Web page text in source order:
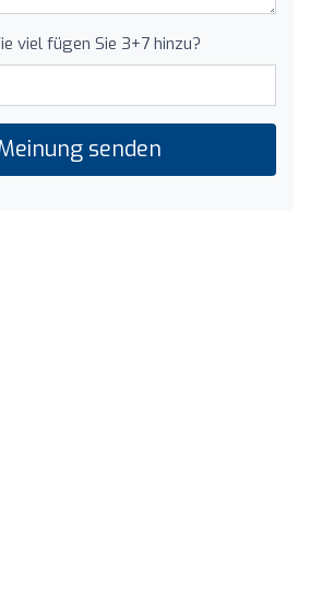
viel fügen Sie 3+7 hinzu?
senden